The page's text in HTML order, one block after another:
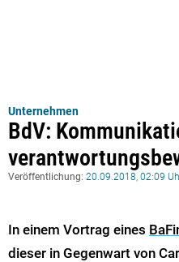
Unternehmen
BdV:
Veröffentlichung: 20.09.2018, 02:09
In einem Vortrag eines
dieser in Gegenwart von